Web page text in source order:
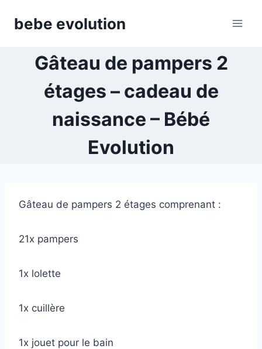
bebe evolution
Gâteau de pampers 2
étages – cadeau de
naissance – Bébé
Evolution
Gâteau de pampers 2 étages comprenant :
21x pampers
1x lolette
1x cuillère
1x jouet pour le bain